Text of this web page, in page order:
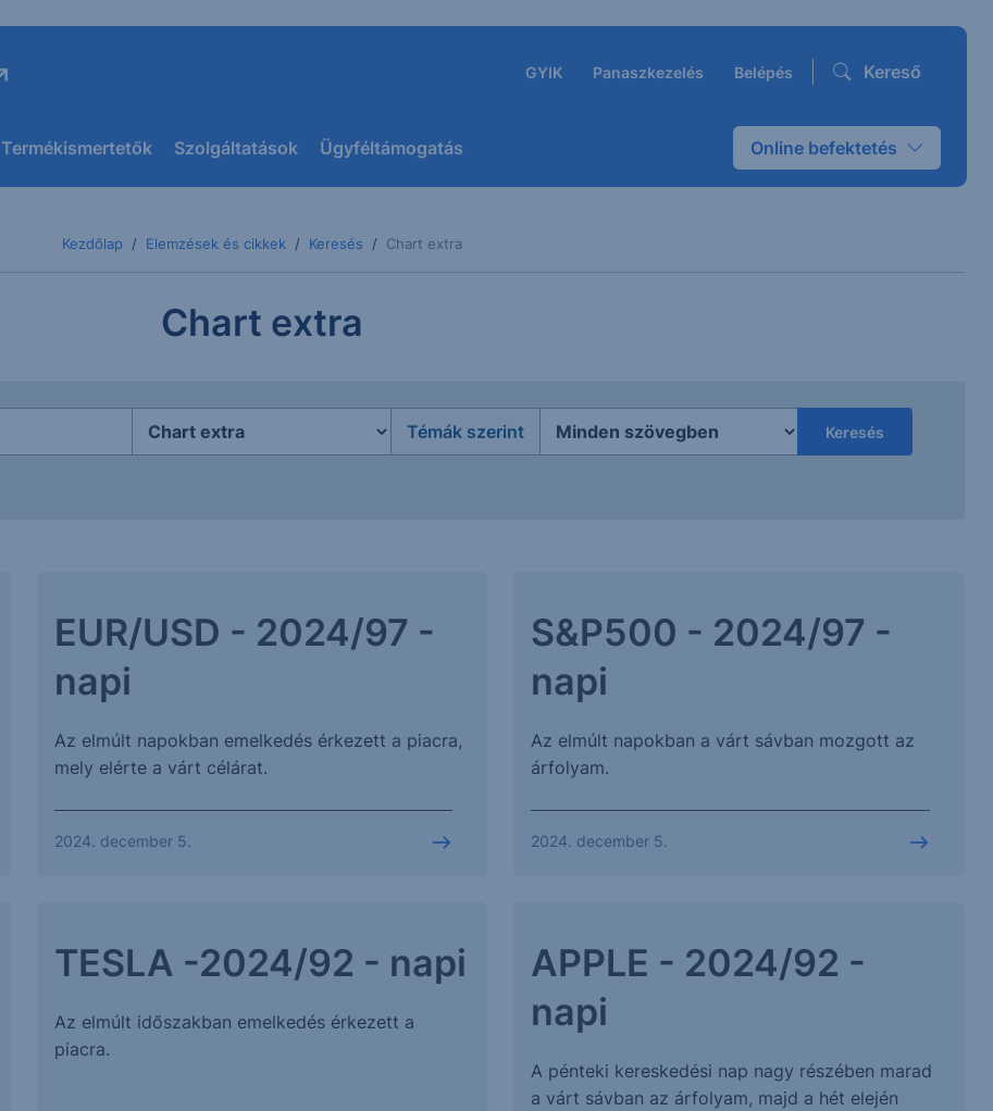
GYIK Panaszkezelés Belépés Kereső
Termékismertetők Szolgáltatások Ügyféltámogatás Online befektetés
Kezdőlap Elemzések és cikkek Keresés Chart extra
Chart extra
Témák szerint Keresés
EUR/USD - 2024/97 -
napi
Az elmúlt napokban emelkedés érkezett a piacra,
mely elérte a várt célárat.
2024. december 5.
S&P500 - 2024/97 -
napi
Az elmúlt napokban a várt sávban mozgott az
árfolyam.
2024. december 5.
TESLA -2024/92 - napi
Az elmúlt időszakban emelkedés érkezett a
piacra.
APPLE - 2024/92 -
napi
A pénteki kereskedési nap nagy részében marad
a várt sávban az árfolyam, majd a hét elején